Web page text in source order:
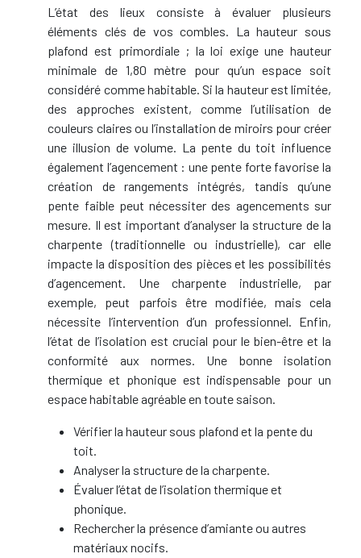
L’état des lieux consiste à évaluer plusieurs
éléments clés de vos combles. La hauteur sous
plafond est primordiale ; la loi exige une hauteur
minimale de 1,80 mètre pour qu’un espace soit
considéré comme habitable. Si la hauteur est limitée,
des approches existent, comme l’utilisation de
couleurs claires ou l’installation de miroirs pour créer
une illusion de volume. La pente du toit influence
également l’agencement : une pente forte favorise la
création de rangements intégrés, tandis qu’une
pente faible peut nécessiter des agencements sur
mesure. Il est important d’analyser la structure de la
charpente (traditionnelle ou industrielle), car elle
impacte la disposition des pièces et les possibilités
d’agencement. Une charpente industrielle, par
exemple, peut parfois être modifiée, mais cela
nécessite l’intervention d’un professionnel. Enfin,
l’état de l’isolation est crucial pour le bien-être et la
conformité aux normes. Une bonne isolation
thermique et phonique est indispensable pour un
espace habitable agréable en toute saison.
Vérifier la hauteur sous plafond et la pente du
toit.
Analyser la structure de la charpente.
Évaluer l’état de l’isolation thermique et
phonique.
Rechercher la présence d’amiante ou autres
matériaux nocifs.